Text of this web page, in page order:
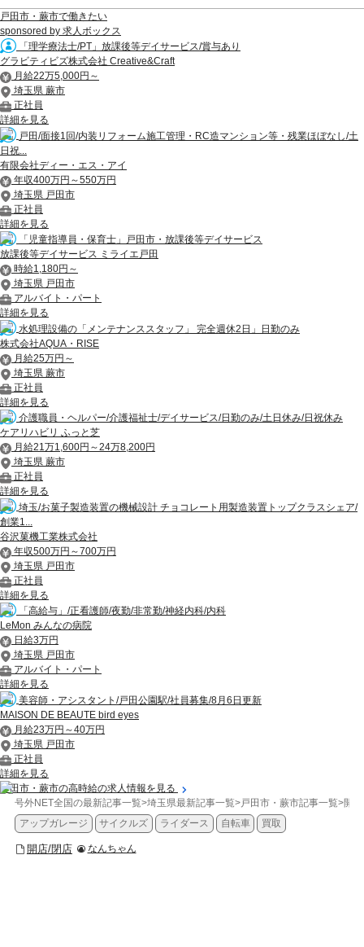
戸田市・蕨市で働きたい
sponsored by 求人ボックス
「理学療法士/PT」放課後等デイサービス/賞与あり
グラビティビズ株式会社 Creative&Craft
月給22万5,000円～
埼玉県 蕨市
正社員
詳細を見る
戸田/面接1回/内装リフォーム施工管理・RC造マンション等・残業ほぼなし/土
日祝...
有限会社ディー・エス・アイ
年収400万円～550万円
埼玉県 戸田市
正社員
詳細を見る
「児童指導員・保育士」戸田市・放課後等デイサービス
放課後等デイサービス ミライエ戸田
時給1,180円～
埼玉県 戸田市
アルバイト・パート
詳細を見る
水処理設備の「メンテナンススタッフ」 完全週休2日」日勤のみ
株式会社AQUA・RISE
月給25万円～
埼玉県 蕨市
正社員
詳細を見る
介護職員・ヘルパー/介護福祉士/デイサービス/日勤のみ/土日休み/日祝休み
ケアリハビリ ふっと芝
月給21万1,600円～24万8,200円
埼玉県 蕨市
正社員
詳細を見る
埼玉/お菓子製造装置の機械設計 チョコレート用製造装置トップクラスシェア/
創業1...
谷沢菓機工業株式会社
年収500万円～700万円
埼玉県 戸田市
正社員
詳細を見る
「高給与」/正看護師/夜勤/非常勤/神経内科/内科
LeMon みんなの病院
日給3万円
埼玉県 戸田市
アルバイト・パート
詳細を見る
美容師・アシスタント/戸田公園駅/社員募集/8月6日更新
MAISON DE BEAUTE bird eyes
月給23万円～40万円
埼玉県 戸田市
正社員
詳細を見る
戸田市・蕨市の高時給の求人情報を見る
号外NET全国の最新記事一覧>埼玉県最新記事一覧>戸田市・蕨市記事一覧>開
アップガレージ
サイクルズ ライダース 自転車 買取
開店/閉店 なんちゃん